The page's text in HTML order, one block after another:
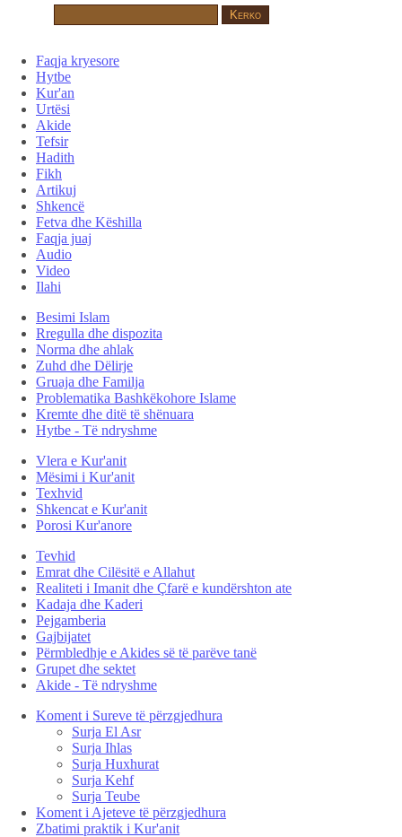
Faqja kryesore
Hytbe
Kur'an
Urtësi
Akide
Tefsir
Hadith
Fikh
Artikuj
Shkencë
Fetva dhe Këshilla
Faqja juaj
Audio
Video
Ilahi
Besimi Islam
Rregulla dhe dispozita
Norma dhe ahlak
Zuhd dhe Dëlirje
Gruaja dhe Familja
Problematika Bashkëkohore Islame
Kremte dhe ditë të shënuara
Hytbe - Të ndryshme
Vlera e Kur'anit
Mësimi i Kur'anit
Texhvid
Shkencat e Kur'anit
Porosi Kur'anore
Tevhid
Emrat dhe Cilësitë e Allahut
Realiteti i Imanit dhe Çfarë e kundërshton ate
Kadaja dhe Kaderi
Pejgamberia
Gajbijatet
Përmbledhje e Akides së të parëve tanë
Grupet dhe sektet
Akide - Të ndryshme
Koment i Sureve të përzgjedhura
Surja El Asr
Surja Ihlas
Surja Huxhurat
Surja Kehf
Surja Teube
Koment i Ajeteve të përzgjedhura
Zbatimi praktik i Kur'anit